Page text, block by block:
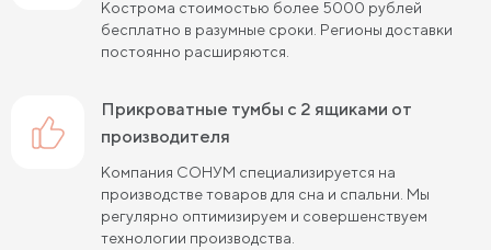
Кострома стоимостью более 5000 рублей
бесплатно в разумные сроки. Регионы доставки
постоянно расширяются.
прикроватные тумбы с 2 ящиками от
производителя
Компания СОНУМ специализируется на
производстве товаров для сна и спальни. Мы
регулярно оптимизируем и совершенствуем
технологии производства.